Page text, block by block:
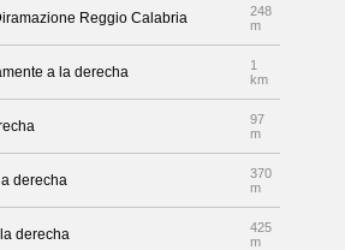
Reggio Calabria
248
m
a la derecha
1
km
97
m
derecha
370
m
derecha
425
m